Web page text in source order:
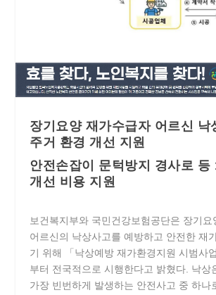
장기요양 재가수급자 어르신 낙
주거 환경 개선 지원
안전손잡이 문턱방지 경사로 등
개선 비용 지원
보건복지부와 국민건강보험공단은 장기요
어르신의 낙상사고를 예방하고 안전한 재
기 위해 「낙상예방 재가환경지원 시범사
부터 전국적으로 시행한다고 밝혔다. 낙상
가장 빈번하게 발생하는 안전사고 중 하나